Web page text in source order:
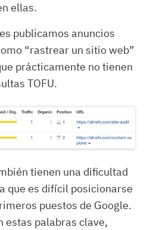
ellas.
publicamos anuncios
“rastrear un sitio web”
prácticamente no tienen
TOFU.
tienen una dificultad
que es difícil posicionarse
puestos de Google.
estas palabras clave,